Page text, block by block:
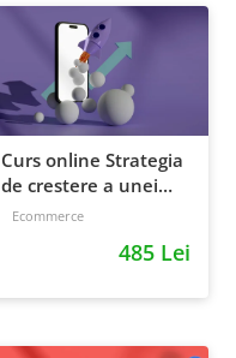
Curs online Strategia
de crestere a unei
afaceri - de la idee, la
Ecommerce
485 Lei